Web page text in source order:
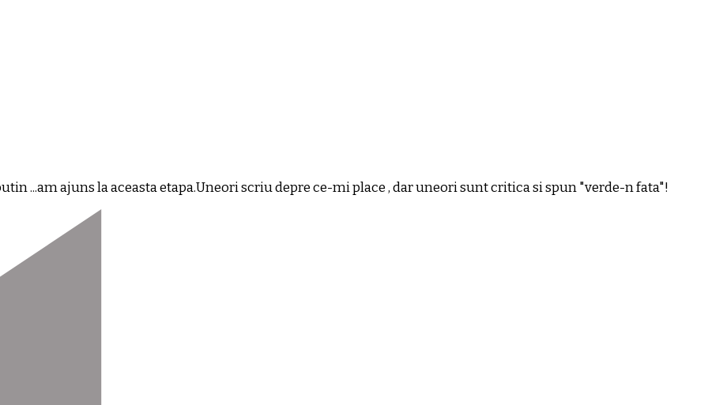
...am ajuns la aceasta etapa.Uneori scriu depre ce-mi place , dar uneori sunt critica si spun "verde-n fata"!